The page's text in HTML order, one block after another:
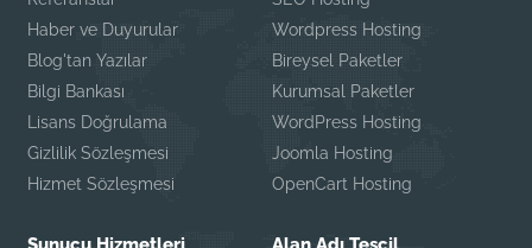
Haber ve Duyurular
Blog'tan Yazılar
Bilgi Bankası
Lisans Doğrulama
Gizlilik Sözleşmesi
Hizmet Sözleşmesi
Wordpress Hosting
Bireysel Paketler
Kurumsal Paketler
WordPress Hosting
Joomla Hosting
OpenCart Hosting